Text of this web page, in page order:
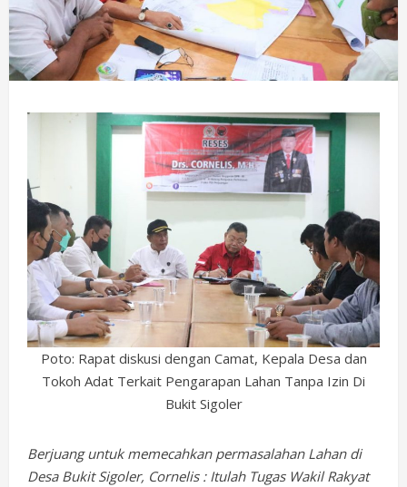
Poto: Rapat diskusi dengan Camat, Kepala Desa dan
Tokoh Adat Terkait Pengarapan Lahan Tanpa Izin Di
Bukit Sigoler
Berjuang untuk memecahkan permasalahan Lahan di
Desa Bukit Sigoler, Cornelis : Itulah Tugas Wakil Rakyat